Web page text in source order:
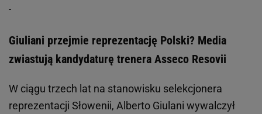
Giuliani przejmie reprezentację Polski? Media
zwiastują kandydaturę trenera Asseco Resovii
W ciągu trzech lat na stanowisku selekcjonera
reprezentacji Słowenii, Alberto Giulani wywalczył